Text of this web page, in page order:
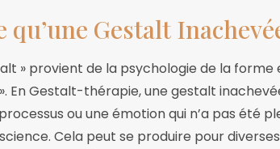
qu’une Gestalt
» provient de la psychologie de la forme
En Gestalt-thérapie, une gestalt
ou une émotion qui n’a pas été
Cela peut se produire pour